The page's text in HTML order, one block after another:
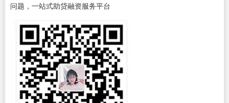
问题，一站式助贷融资服务平台